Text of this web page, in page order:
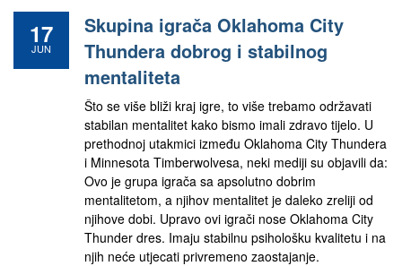
17
JUN
Skupina igrača Oklahoma City
Thundera dobrog i stabilnog
mentaliteta
Što se više bliži kraj igre, to više trebamo održavati
stabilan mentalitet kako bismo imali zdravo tijelo. U
prethodnoj utakmici između Oklahoma City Thundera
i Minnesota Timberwolvesa, neki mediji su objavili da:
Ovo je grupa igrača sa apsolutno dobrim
mentalitetom, a njihov mentalitet je daleko zreliji od
njihove dobi. Upravo ovi igrači nose Oklahoma City
Thunder dres. Imaju stabilnu psihološku kvalitetu i na
njih neće utjecati privremeno zaostajanje.